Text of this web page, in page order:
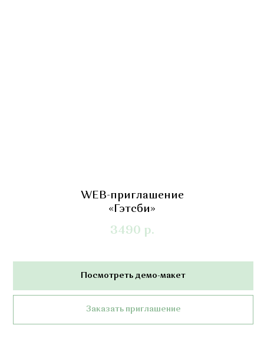
WEB-приглашение
«Гэтсби»
3490 р.
Посмотреть демо-макет
Заказать приглашение